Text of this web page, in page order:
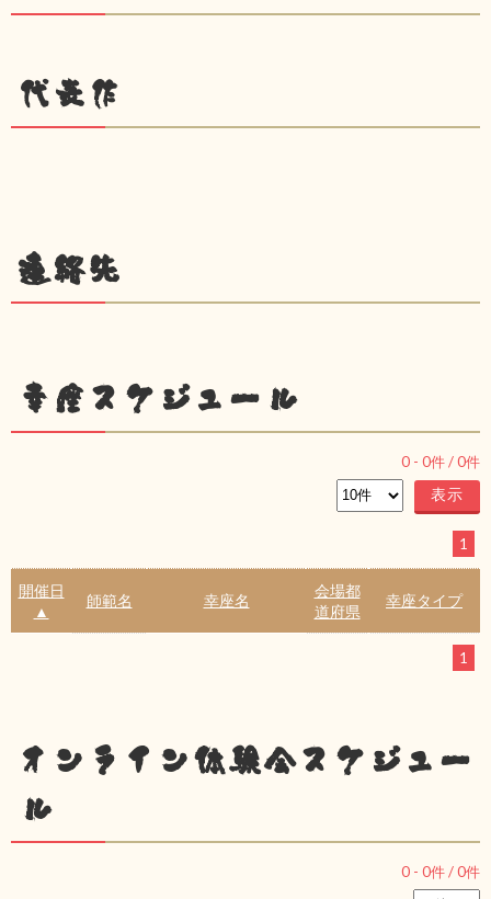
代表作
連絡先
幸座スケジュール
0 - 0件 /0件
1
開催日
▲
師範名 幸座名
会場都
道府県
幸座タイプ
1
オンライン体験会スケジュー
ル
0 - 0件 /0件